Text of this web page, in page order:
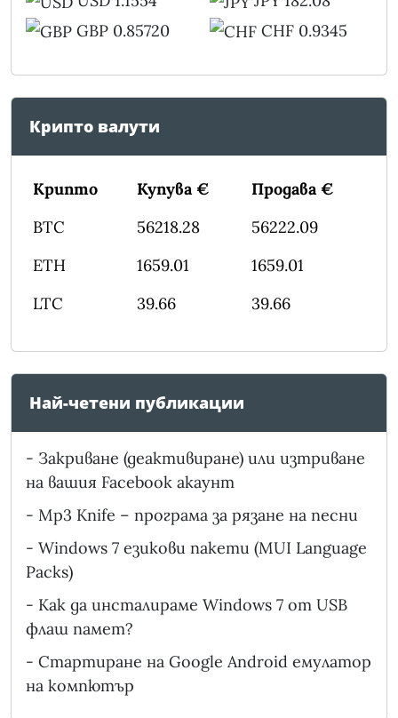
GBP 0.85720
CHF 0.9345
Крипто валути
Крипто Купува €
Продава €
BTC
56218.28
56222.09
ETH
1659.01
1659.01
LTC
39.66 39.66
Най-четени публикации
- Закриване (деактивиране) или изтриване
на вашия Facebook акаунт
- Mp3 Knife – програма за рязане на песни
- Windows 7 езикови пакети (MUI Language
Packs)
- Как да инсталираме Windows 7 от USB
флаш памет?
- Стартиране на Google Android емулатор
на компютър